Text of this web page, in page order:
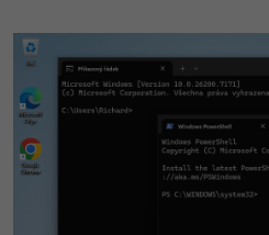
Databázový analytik
Copywriter
WordPress specialista
SQL
Návrh SW -80%
Algoritmy -41%
Umělá inteligence (AI)
MS Office
Google Dokumenty
Time management
Windows